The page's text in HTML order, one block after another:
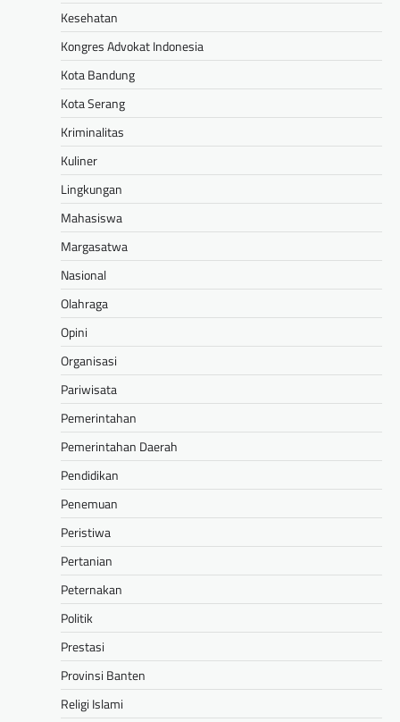
Kesehatan
Kongres Advokat Indonesia
Kota Bandung
Kota Serang
Kriminalitas
Kuliner
Lingkungan
Mahasiswa
Margasatwa
Nasional
Olahraga
Opini
Organisasi
Pariwisata
Pemerintahan
Pemerintahan Daerah
Pendidikan
Penemuan
Peristiwa
Pertanian
Peternakan
Politik
Prestasi
Provinsi Banten
Religi Islami